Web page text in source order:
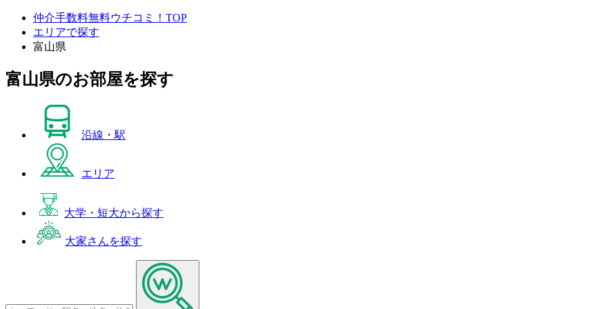
仲介手数料無料ウチコミ！TOP
エリアで探す
富山県
富山県のお部屋を探す
沿線・駅
エリア
大学・短大から探す
大家さんを探す